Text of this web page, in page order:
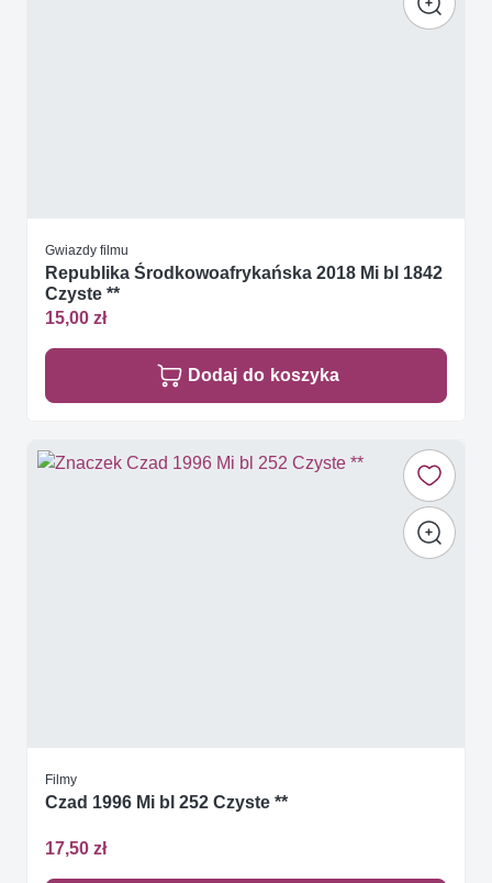
Gwiazdy filmu
Republika Środkowoafrykańska 2018 Mi bl 1842
Czyste **
15,00 zł
Dodaj do koszyka
Filmy
Czad 1996 Mi bl 252 Czyste **
17,50 zł